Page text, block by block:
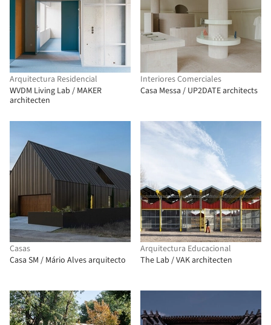
Arquitectura Residencial
WVDM Living Lab / MAKER
architecten
Interiores Comerciales
Casa Messa / UP2DATE architects
Casas
Casa SM / Mário Alves arquitecto
Arquitectura Educacional
The Lab / VAK architecten